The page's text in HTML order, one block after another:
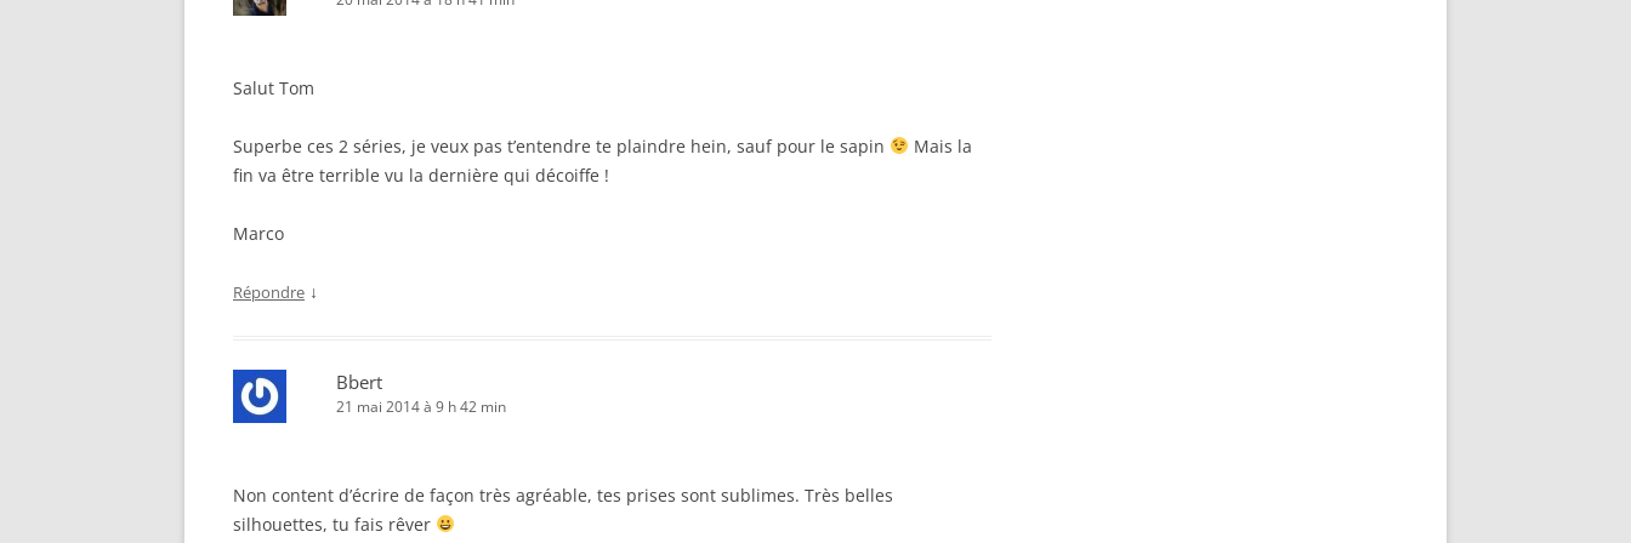
Salut Tom
Superbe ces 2 séries, je veux pas t’entendre te plaindre hein, sauf pour le sapin
Mais la
fin va être terrible vu la dernière qui décoiffe !
Marco
Répondre ↓
Bbert
21 mai 2014 à 9 h 42 min
Non content d’écrire de façon très agréable, tes prises sont sublimes. Très belles
silhouettes, tu fais rêver